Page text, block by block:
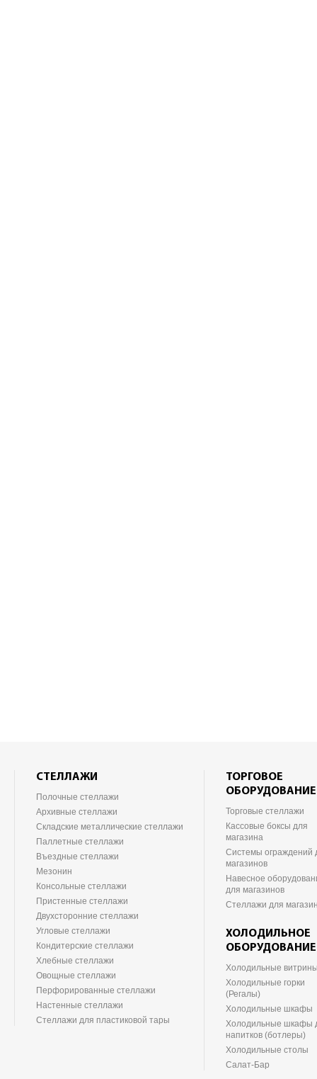
СТЕЛЛАЖИ
Полочные стеллажи
Архивные стеллажи
Складские металлические стеллажи
Паллетные стеллажи
Въездные стеллажи
Мезонин
Консольные стеллажи
Пристенные стеллажи
Двухсторонние стеллажи
Угловые стеллажи
Кондитерские стеллажи
Хлебные стеллажи
Овощные стеллажи
Перфорированные стеллажи
Настенные стеллажи
Стеллажи для пластиковой тары
ТОРГОВОЕ
ОБОРУДОВАНИЕ
Торговые стеллажи
Кассовые боксы для
магазина
Системы ограждений
магазинов
Навесное
для магазинов
Стеллажи для
ХОЛОДИЛЬНОЕ
ОБОРУДОВАНИЕ
Холодильные
Холодильные горки
(Регалы)
Холодильные шкафы
Холодильные шкафы
напитков (ботлеры)
Холодильные столы
Салат-Бар